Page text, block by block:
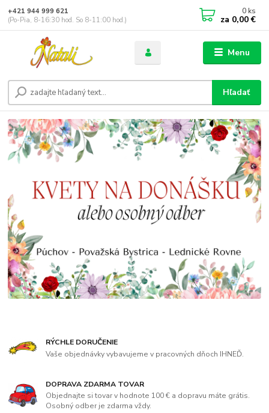
Menu
Hľadať
+421 944 999 621
(Po-Pia, 8-16:30 hod. So 8-11:00 hod.)
0 ks
za 0,00 €
RÝCHLE DORUČENIE
Vaše objednávky vybavujeme v pracovných dňoch IHNEĎ.
DOPRAVA ZDARMA TOVAR
Objednajte si tovar v hodnote 100 € a dopravu máte grátis.
Osobný odber je zdarma vždy.